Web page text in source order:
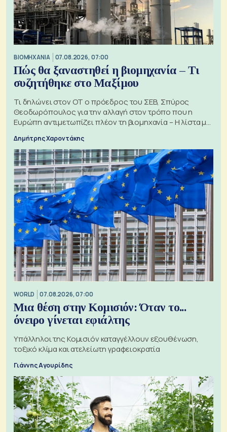
ΒΙΟΜΗΧΑΝΙΑ 07.08.2026, 07:00
Πώς θα ξαναστηθεί η βιομηχανία – Τι
συζητήθηκε στο Μαξίμου
Τι δηλώνει στον ΟΤ ο πρόεδρος του ΣΕΒ, Σπύρος
Θεοδωρόπουλος για την αλλαγή στον τρόπο που η
Ευρώπη αντιμετωπίζει πλέον τη βιομηχανία – Η λίστα με
Δημήτρης Χαροντάκης
WORLD 07.08.2026, 07:00
Μια θέση στην Κομισιόν: Όταν το...
όνειρο γίνεται εφιάλτης
Υπάλληλοι της Κομισιόν καταγγέλλουν εξουθένωση,
τοξικό κλίμα και ατελείωτη γραφειοκρατία
Γιάννης Αγουρίδης